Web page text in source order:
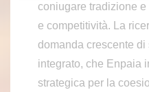
coniugare tradizione
e competitività. La
domanda crescente
integrato, che Enpaia
strategica per la